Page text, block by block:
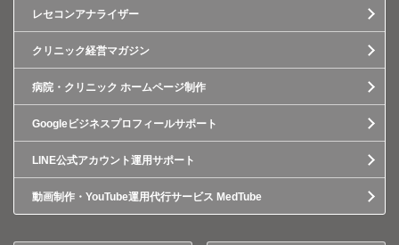
レセコンアナライザー
クリニック経営マガジン
病院・クリニック ホームページ制作
Googleビジネスプロフィールサポート
LINE公式アカウント運用サポート
動画制作・YouTube運用代行サービス MedTube